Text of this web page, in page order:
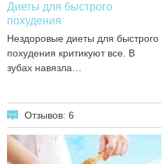
Диеты для быстрого
похудения
Нездоровые диеты для быстрого
похудения критикуют все. В
зубах навязла…
Отзывов: 6